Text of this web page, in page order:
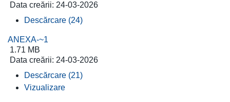
Data creării: 24-03-2026
Descărcare (24)
ANEXA-~1
1.71 MB
Data creării: 24-03-2026
Descărcare (21)
Vizualizare